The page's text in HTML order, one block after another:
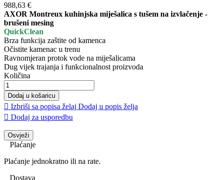
988,63 €
AXOR Montreux kuhinjska miješalica s tušem na izvlačenje -
brušeni mesing
QuickClean
Brza funkcija zaštite od kamenca
Očistite kamenac u trenu
Ravnomjeran protok vode na miješalicama
Dug vijek trajanja i funkcionalnost proizvoda
Količina
Dodaj u košaricu
 Izbriši sa popisa želaj Dodaj u popis želja
 Dodaj za usporedbu
Plaćanje
Plaćanje jednokratno ili na rate.
Dostava